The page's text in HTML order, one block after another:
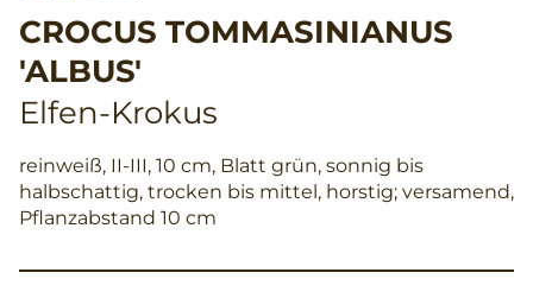
CROCUS TOMMASINIANUS
'ALBUS'
Elfen-Krokus
reinweiß, II-III, 10 cm, Blatt grün, sonnig bis
halbschattig, trocken bis mittel, horstig; versamend,
Pflanzabstand 10 cm